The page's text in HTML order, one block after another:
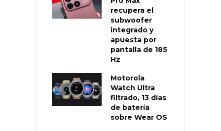
recupera el
subwoofer
integrado y
apuesta por
pantalla de 185
Hz
Motorola
Watch Ultra
filtrado, 13 días
de batería
sobre Wear OS